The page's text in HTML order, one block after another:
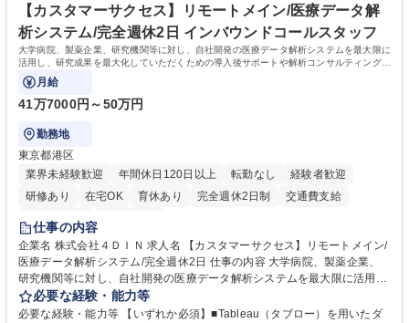
がら長期的なキャリア形成が可能です。 学歴・資格 学歴：大学院 大学 語
学力： 資格：第一種運転免許普通自動車
【カスタマーサクセス】リモートメイン/医療データ解
析システム/完全週休2日 インバウンドコールスタッフ
大学病院、製薬企業、研究機関等に対し、自社開発の医療データ解析システムを最大限に
活用し、研究成果を最大化していただくための導入後サポートや解析コンサルティング、
活用アドバイス業務等をお任せします。
月給
41万7000円～50万円
勤務地
東京都港区
業界未経験歓迎
年間休日120日以上 転勤なし
経験者歓迎
研修あり
在宅OK 育休あり 完全週休2日制
交通費支給
駅近5分以内
仕事の内容
企業名 株式会社４ＤＩＮ 求人名 【カスタマーサクセス】リモートメイン/
医療データ解析システム/完全週休2日 仕事の内容 大学病院、製薬企業、
研究機関等に対し、自社開発の医療データ解析システムを最大限に活用
し、研究成果を最大化していただくための導入後サポートや解析コンサル
ティング、活用アドバイス業務等をお任せします。 ■活用コンサルティン
必要な経験・能力等
必要な経験・能力等 【いずれか必須】■Tableau（タブロー）を用いたダ